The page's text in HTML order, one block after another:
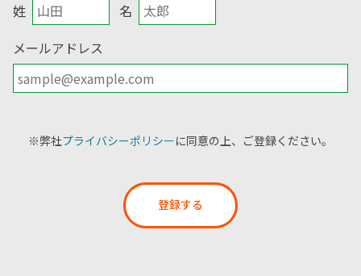
姓
名
メールアドレス
※弊社プライバシーポリシーに同意の上、ご登録ください。
登録する